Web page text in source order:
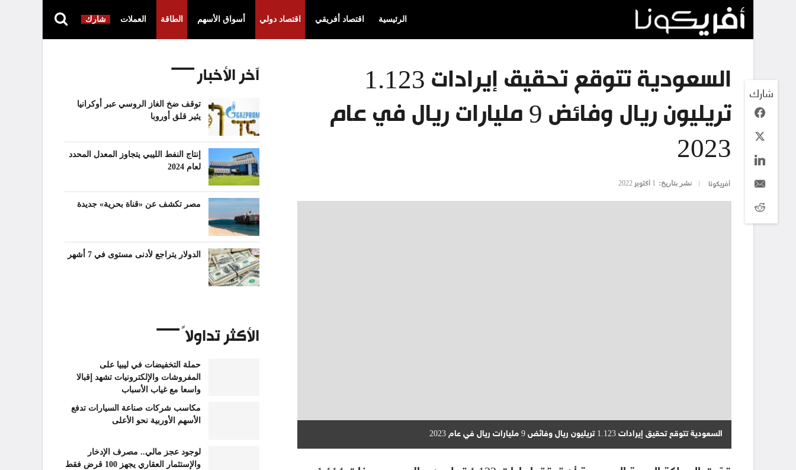
الرئيسية اقتصاد أفريقي اقتصاد دولي أسواق الأسهم الطاقة العملات شارك
السعودية تتوقع تحقيق إيرادات 1.123
تريليون ريال وفائض 9 مليارات ريال في عام
2023‏
أفريكونا نشر بتاريخ: 1 أكتوبر 2022
السعودية تتوقع تحقيق إيرادات 1.123 تريليون ريال وفائض 9 مليارات ريال في عام 2023‏
شارك
آخر الأخبار
توقف ضخ الغاز الروسي عبر أوكرانيا
يثير قلق أوروبا
إنتاج النفط الليبي يتجاوز المعدل المحدد
لعام 2024
مصر تكشف عن «قناة بحرية» جديدة
الدولار يتراجع لأدنى مستوى في 7 أشهر
الأكثر تداولاً
حملة التخفيضات في ليبيا على
المفروشات والإلكترونيات تشهد إقبالا
واسعا مع غياب الأسباب
مكاسب شركات صناعة السيارات تدفع
الأسهم الأوربية نحو الأعلى
لوجود عجز مالي.. مصرف الإدخار
والإستثمار العقاري يجهز 100 قرض فقط